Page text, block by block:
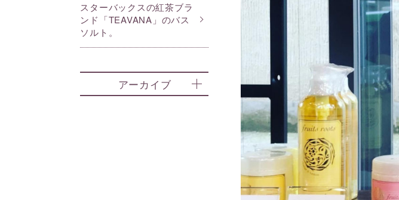
スターバックスの紅茶ブラ
ンド「TEAVANA」のバス
ソルト。
アーカイブ